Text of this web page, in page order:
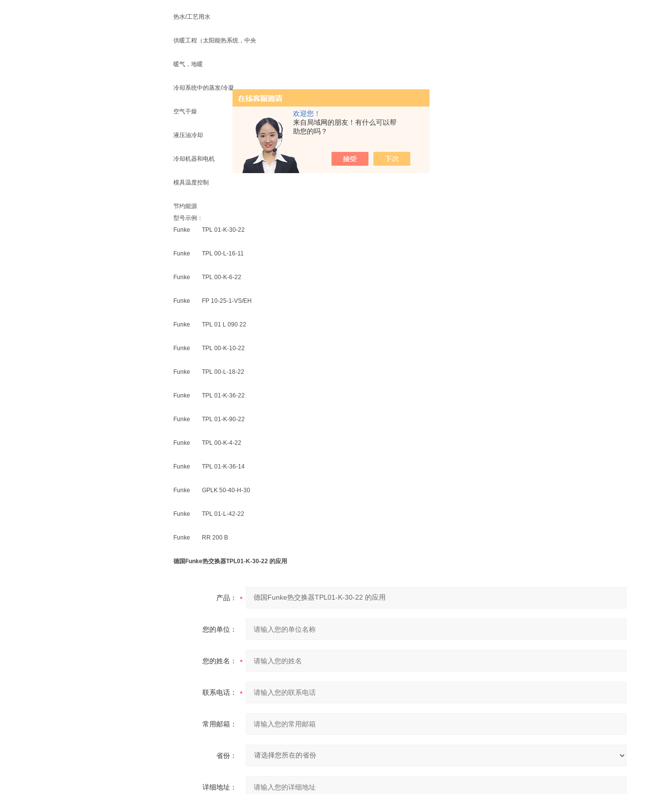
欢迎您！
来自局域网的朋友！有什么可以帮
助您的吗？
热水/工艺用水
供暖工程（太阳能热系统，中央
暖气，地暖
冷却系统中的蒸发/冷凝
空气干燥
液压油冷却
冷却机器和电机
模具温度控制
节约能源
型号示例：
Funke TPL 01-K-30-22
Funke TPL 00-L-16-11
Funke TPL 00-K-6-22
Funke FP 10-25-1-VS/EH
Funke TPL 01 L 090 22
Funke TPL 00-K-10-22
Funke TPL 00-L-18-22
Funke TPL 01-K-36-22
Funke TPL 01-K-90-22
Funke TPL 00-K-4-22
Funke TPL 01-K-36-14
Funke GPLK 50-40-H-30
Funke TPL 01-L-42-22
Funke RR 200 B
德国Funke热交换器TPL01-K-30-22 的应用
产品：
您的单位：
您的姓名：
联系电话：
常用邮箱：
省份：
详细地址：